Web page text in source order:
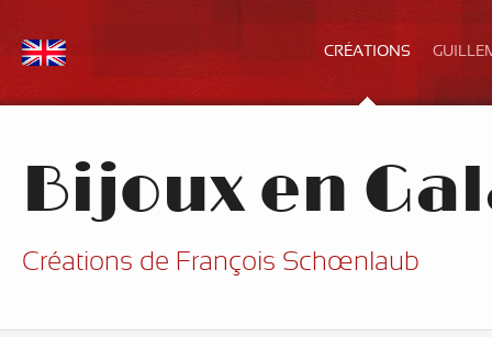
CRÉATIONS
Bijoux en
Créations de François Schœnlaub